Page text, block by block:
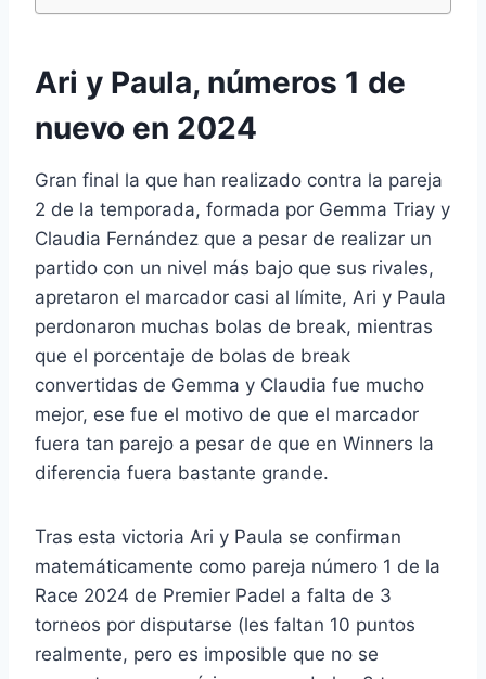
Ari y Paula, números 1 de
nuevo en 2024
Gran final la que han realizado contra la pareja
2 de la temporada, formada por Gemma Triay y
Claudia Fernández que a pesar de realizar un
partido con un nivel más bajo que sus rivales,
apretaron el marcador casi al límite, Ari y Paula
perdonaron muchas bolas de break, mientras
que el porcentaje de bolas de break
convertidas de Gemma y Claudia fue mucho
mejor, ese fue el motivo de que el marcador
fuera tan parejo a pesar de que en Winners la
diferencia fuera bastante grande.
Tras esta victoria Ari y Paula se confirman
matemáticamente como pareja número 1 de la
Race 2024 de Premier Padel a falta de 3
torneos por disputarse (les faltan 10 puntos
realmente, pero es imposible que no se